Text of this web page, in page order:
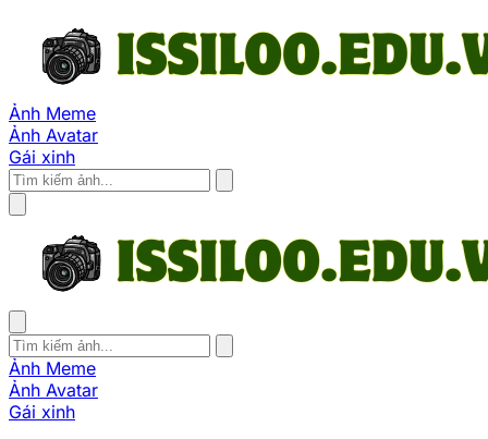
Ảnh Meme
Ảnh Avatar
Gái xinh
Ảnh Meme
Ảnh Avatar
Gái xinh